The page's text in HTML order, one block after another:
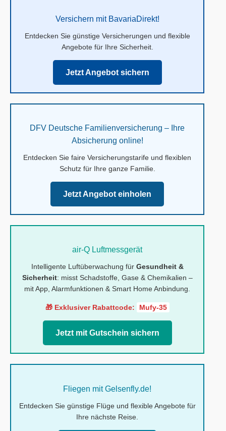
Versichern mit BavariaDirekt!
Entdecken Sie günstige Versicherungen und flexible
Angebote für Ihre Sicherheit.
Jetzt Angebot sichern
DFV Deutsche Familienversicherung – Ihre
Absicherung online!
Entdecken Sie faire Versicherungstarife und flexiblen
Schutz für Ihre ganze Familie.
Jetzt Angebot einholen
air-Q Luftmessgerät
Intelligente Luftüberwachung für Gesundheit &
Sicherheit: misst Schadstoffe, Gase & Chemikalien –
mit App, Alarmfunktionen & Smart Home Anbindung.
🎁 Exklusiver Rabattcode: Mufy-35
Jetzt mit Gutschein sichern
Fliegen mit Gelsenfly.de!
Entdecken Sie günstige Flüge und flexible Angebote für
Ihre nächste Reise.